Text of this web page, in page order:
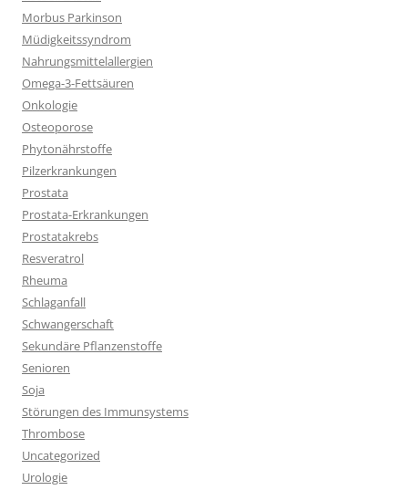
Morbus Parkinson
Müdigkeitssyndrom
Nahrungsmittelallergien
Omega-3-Fettsäuren
Onkologie
Osteoporose
Phytonährstoffe
Pilzerkrankungen
Prostata
Prostata-Erkrankungen
Prostatakrebs
Resveratrol
Rheuma
Schlaganfall
Schwangerschaft
Sekundäre Pflanzenstoffe
Senioren
Soja
Störungen des Immunsystems
Thrombose
Uncategorized
Urologie